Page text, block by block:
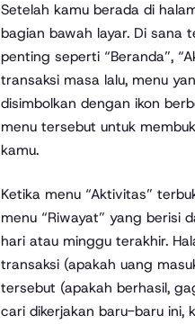
Setelah kamu berada di
bagian bawah layar. Di sana
penting seperti “Beranda”,
transaksi masa lalu, menu
disimbolkan dengan ikon
menu tersebut untuk
kamu.
Ketika menu “Aktivitas”
menu “Riwayat” yang berisi
hari atau minggu terakhir.
transaksi (apakah uang
tersebut (apakah berhasil,
cari dikerjakan baru-baru ini,